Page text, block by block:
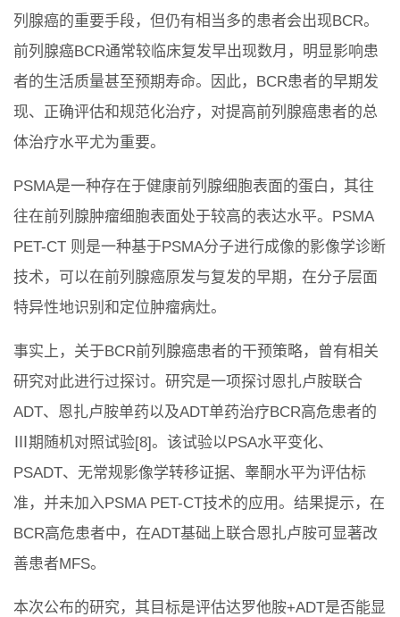
列腺癌的重要手段，但仍有相当多的患者会出现BCR。
前列腺癌BCR通常较临床复发早出现数月，明显影响患
者的生活质量甚至预期寿命。因此，BCR患者的早期发
现、正确评估和规范化治疗，对提高前列腺癌患者的总
体治疗水平尤为重要。
PSMA是一种存在于健康前列腺细胞表面的蛋白，其往
往在前列腺肿瘤细胞表面处于较高的表达水平。PSMA
PET-CT 则是一种基于PSMA分子进行成像的影像学诊断
技术，可以在前列腺癌原发与复发的早期，在分子层面
特异性地识别和定位肿瘤病灶。
事实上，关于BCR前列腺癌患者的干预策略，曾有相关
研究对此进行过探讨。研究是一项探讨恩扎卢胺联合
ADT、恩扎卢胺单药以及ADT单药治疗BCR高危患者的
Ⅲ期随机对照试验[8]。该试验以PSA水平变化、
PSADT、无常规影像学转移证据、睾酮水平为评估标
准，并未加入PSMA PET-CT技术的应用。结果提示，在
BCR高危患者中，在ADT基础上联合恩扎卢胺可显著改
善患者MFS。
本次公布的研究，其目标是评估达罗他胺+ADT是否能显